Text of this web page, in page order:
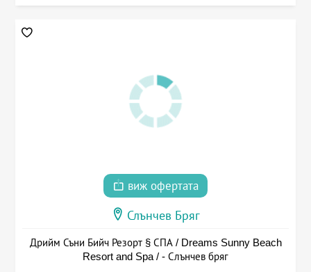
виж офертата
Слънчев Бряг
Дрийм Съни Бийч Резорт § СПА / Dreams Sunny Beach
Resort and Spa / - Слънчев бряг